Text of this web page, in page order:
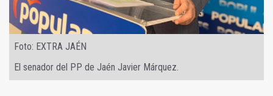
Foto: EXTRA JAÉN
El senador del PP de Jaén Javier Márquez.